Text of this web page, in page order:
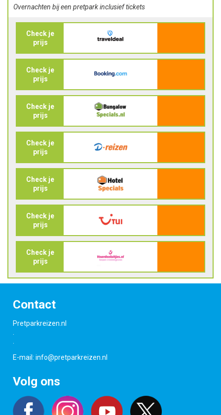
Overnachten bij een pretpark inclusief tickets
Check je
prijs
Check je
prijs
Check je
prijs
Check je
prijs
Check je
prijs
Check je
prijs
Check je
prijs
Contact
Pretparkreizen.nl
E-mail: info@pretparkreizen.nl
Volg ons